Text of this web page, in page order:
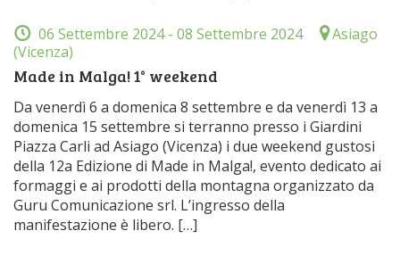
06 Settembre 2024 - 08 Settembre 2024
Asiago
(Vicenza)
Made in Malga! 1° weekend
Da venerdì 6 a domenica 8 settembre e da venerdì 13 a
domenica 15 settembre si terranno presso i Giardini
Piazza Carli ad Asiago (Vicenza) i due weekend gustosi
della 12a Edizione di Made in Malga!, evento dedicato ai
formaggi e ai prodotti della montagna organizzato da
Guru Comunicazione srl. L’ingresso della
manifestazione è libero. […]